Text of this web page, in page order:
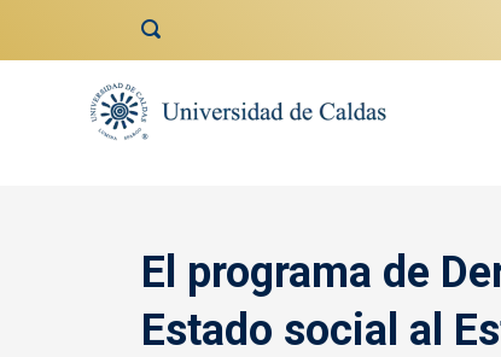
El programa de
Estado social al